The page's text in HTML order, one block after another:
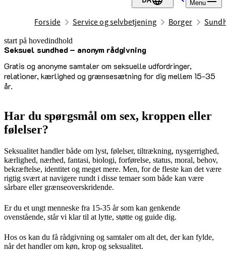
Menu
Forside Service og selvbetjening Borger
start på hovedindhold
Seksuel sundhed – anonym rådgivning
Gratis og anonyme samtaler om seksuelle udfordringer,
relationer, kærlighed og grænsesætning for dig mellem 15-35
år.
senest opdateret 12. marts 2026
Har du spørgsmål om sex, kroppen eller
følelser?
Seksualitet handler både om lyst, følelser, tiltrækning, nysgerrighed,
kærlighed, nærhed, fantasi, biologi, forførelse, status, moral, behov,
bekræftelse, identitet og meget mere. Men, for de fleste kan det være
rigtig svært at navigere rundt i disse temaer som både kan være
sårbare eller grænseoverskridende.
Er du et ungt menneske fra 15-35 år som kan genkende
ovenstående, står vi klar til at lytte, støtte og guide dig.
Hos os kan du få rådgivning og samtaler om alt det, der kan fylde,
når det handler om køn, krop og seksualitet.